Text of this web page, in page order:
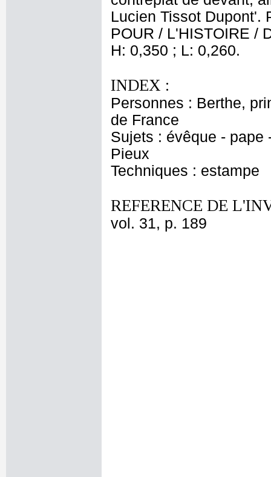
Lucien Tissot Dupont'.
POUR / L'HISTOIRE /
H: 0,350 ; L: 0,260.
INDEX :
Personnes : Berthe,
de France
Sujets : évêque - pape
Pieux
Techniques : estampe
REFERENCE DE
vol. 31, p. 189